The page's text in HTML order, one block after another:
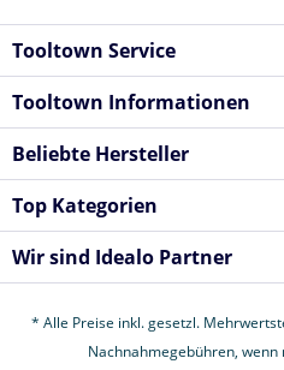
Tooltown Service
Tooltown Informationen
Beliebte Hersteller
Top Kategorien
Wir sind Idealo Partner
* Alle Preise inkl. gesetzl.
Nachnahmegebühren,